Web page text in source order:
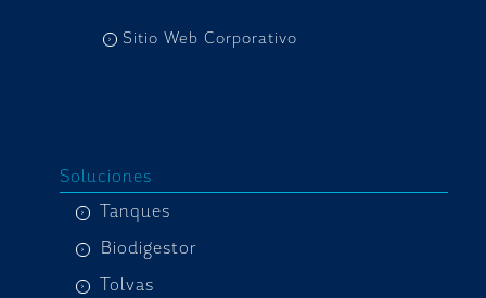
Sitio Web Corporativo
Soluciones
Tanques
Biodigestor
Tolvas